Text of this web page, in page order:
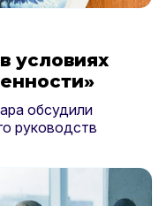
условиях
обсудили
руководств